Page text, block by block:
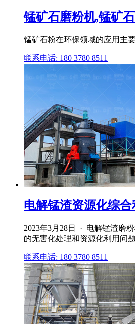
锰矿石磨粉机,锰矿
锰矿石粉在环保领域的应用主
联系电话: 180 3780 8511
电解锰渣资源化综
2023年3月28日 · 电解锰渣磨
的无害化处理和资源化利用问
联系电话: 180 3780 8511